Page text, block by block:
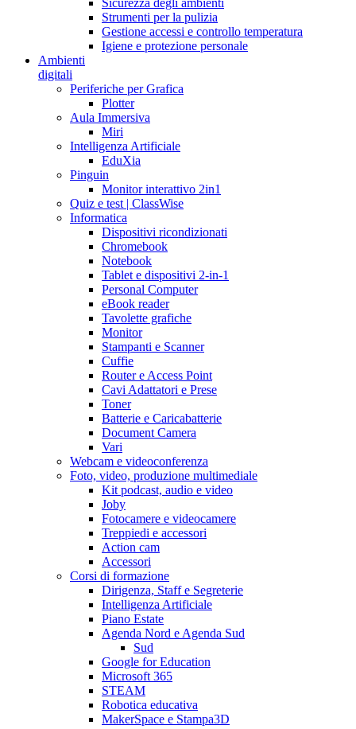
Strumenti per la pulizia
Gestione accessi e controllo temperatura
Igiene e protezione personale
Ambienti
digitali
Periferiche per Grafica
Plotter
Aula Immersiva
Miri
Intelligenza Artificiale
EduXia
Pinguin
Monitor interattivo 2in1
Quiz e test | ClassWise
Informatica
Dispositivi ricondizionati
Chromebook
Notebook
Tablet e dispositivi 2-in-1
Personal Computer
eBook reader
Tavolette grafiche
Monitor
Stampanti e Scanner
Cuffie
Router e Access Point
Cavi Adattatori e Prese
Toner
Batterie e Caricabatterie
Document Camera
Vari
Webcam e videoconferenza
Foto, video, produzione multimediale
Kit podcast, audio e video
Joby
Fotocamere e videocamere
Treppiedi e accessori
Action cam
Accessori
Corsi di formazione
Dirigenza, Staff e Segreterie
Intelligenza Artificiale
Piano Estate
Agenda Nord e Agenda Sud
Sud
Google for Education
Microsoft 365
STEAM
Robotica educativa
MakerSpace e Stampa3D